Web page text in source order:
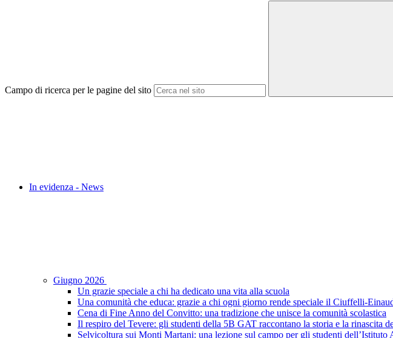
Campo di ricerca per le pagine del sito
In evidenza - News
Giugno 2026
Un grazie speciale a chi ha dedicato una vita alla scuola
Una comunità che educa: grazie a chi ogni giorno rende speciale il Ciuffelli-
Cena di Fine Anno del Convitto: una tradizione che unisce la comunità scolastica
Il respiro del Tevere: gli studenti della 5B GAT raccontano la storia e la rinascita
Selvicoltura sui Monti Martani: una lezione sul campo per gli studenti